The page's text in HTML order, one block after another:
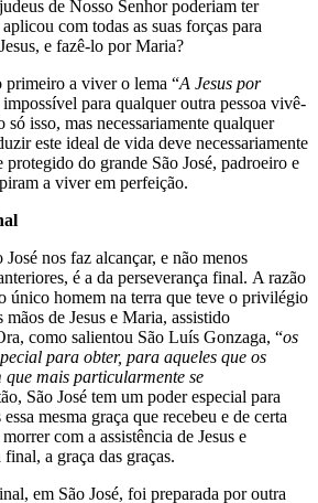
de Nosso Senhor poderiam ter
com todas as suas forças para
e fazê-lo por Maria?
primeiro a viver o lema “A Jesus por
impossível para qualquer outra pessoa vivê-
isso, mas necessariamente qualquer
este ideal de vida deve necessariamente
do grande São José, padroeiro e
a viver em perfeição.
nos faz alcançar, e não menos
é a da perseverança final. A razão
único homem na terra que teve o privilégio
mãos de Jesus e Maria, assistido
como salientou São Luís Gonzaga, “os
para obter, para aqueles que os
que mais particularmente se
São José tem um poder especial para
mesma graça que recebeu e de certa
com a assistência de Jesus e
a graça das graças.
em São José, foi preparada por outra